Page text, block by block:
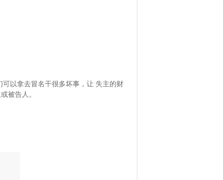
以拿去冒名干很多坏事，让 失主的财
被告人。